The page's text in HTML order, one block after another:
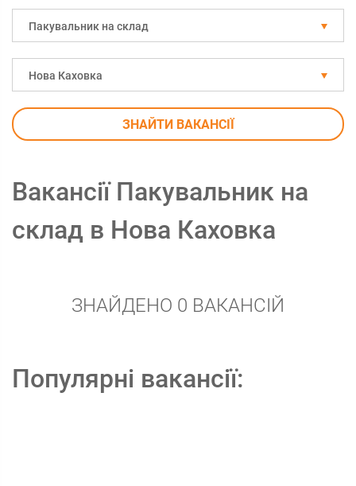
Пакувальник на склад
Нова Каховка
ЗНАЙТИ ВАКАНСІЇ
Вакансії Пакувальник на
склад в Нова Каховка
ЗНАЙДЕНО 0 ВАКАНСІЙ
Популярні вакансії: